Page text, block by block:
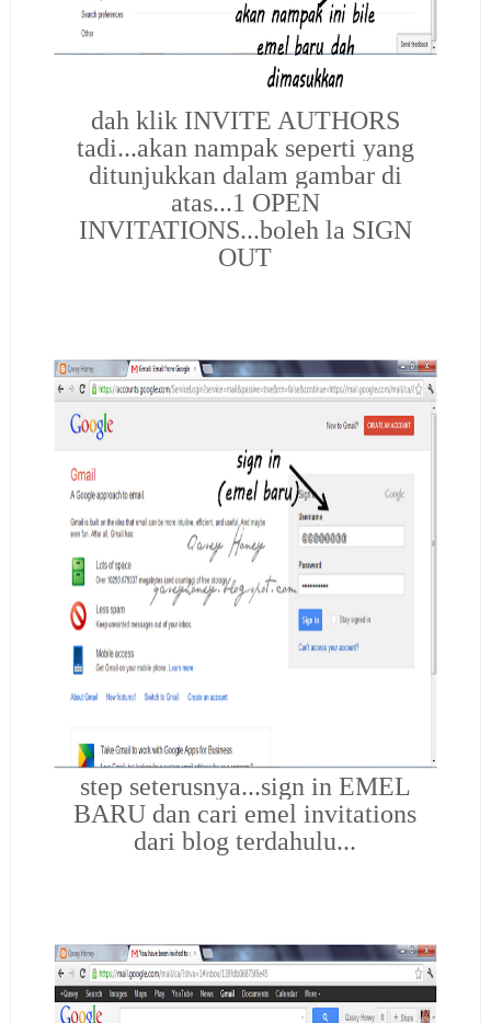
dah klik INVITE AUTHORS
tadi...akan nampak seperti yang
ditunjukkan dalam gambar di
atas...1 OPEN
INVITATIONS...boleh la SIGN
OUT
step seterusnya...sign in EMEL
BARU dan cari emel invitations
dari blog terdahulu...